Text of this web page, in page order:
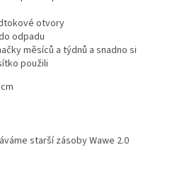
otvory
odpadu
měsíců a týdnů a snadno si
použili
starší zásoby Wawe 2.0